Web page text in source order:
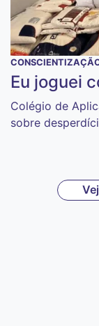
Eu joguei
Colégio de
sobre